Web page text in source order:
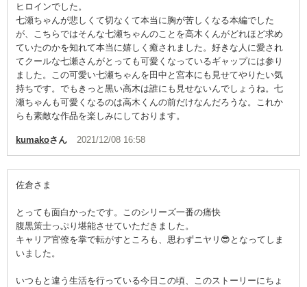
ヒロインでした。
七瀬ちゃんが悲しくて切なくて本当に胸が苦しくなる本編でした
が、こちらではそんな七瀬ちゃんのことを高木くんがどれほど求め
ていたのかを知れて本当に嬉しく癒されました。好きな人に愛され
てクールな七瀬さんがとっても可愛くなっているギャップには参り
ました。この可愛い七瀬ちゃんを田中と宮本にも見せてやりたい気
持ちです。でもきっと黒い高木は誰にも見せないんでしょうね。七
瀬ちゃんも可愛くなるのは高木くんの前だけなんだろうな。これか
らも素敵な作品を楽しみにしております。
kumakoさん 2021/12/08 16:58
佐倉さま
とっても面白かったです。このシリーズ一番の痛快
腹黒策士っぷり堪能させていただきました。
キャリア官僚を掌で転がすところも、思わずニヤリ😎となってしま
いました。
いつもと違う生活を行っている今日この頃、このストーリーにちょ